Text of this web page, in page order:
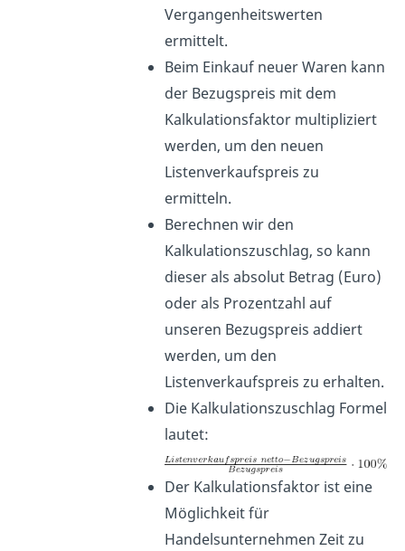
Vergangenheitswerten
ermittelt.
Beim Einkauf neuer Waren kann
der Bezugspreis mit dem
Kalkulationsfaktor multipliziert
werden, um den neuen
Listenverkaufspreis zu
ermitteln.
Berechnen wir den
Kalkulationszuschlag, so kann
dieser als absolut Betrag (Euro)
oder als Prozentzahl auf
unseren Bezugspreis addiert
werden, um den
Listenverkaufspreis zu erhalten.
Die Kalkulationszuschlag Formel
lautet:
Der Kalkulationsfaktor ist eine
Möglichkeit für
Handelsunternehmen Zeit zu